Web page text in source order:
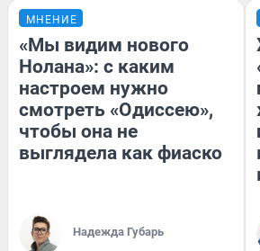
МНЕНИЕ
«Мы видим нового
Нолана»: с каким
настроем нужно
смотреть «Одиссею»,
чтобы она не
выглядела как фиаско
Надежда Губарь